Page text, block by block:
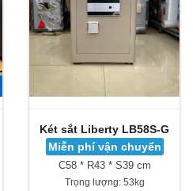
Két sắt Liberty LB58S-G
Miễn phí vận chuyển
C58 * R43 * S39 cm
Trọng lượng:53kg